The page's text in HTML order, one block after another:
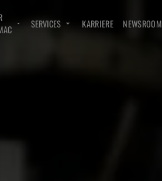
SERVICES KARRIERE NEWSROOM